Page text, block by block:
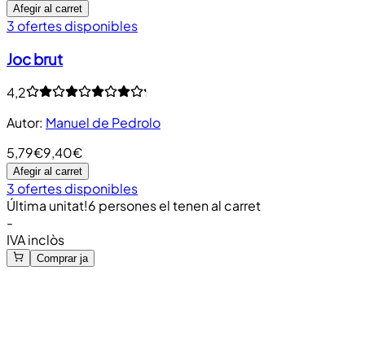
Afegir al carret
3 ofertes disponibles
Joc brut
4,2
Autor: Manuel de Pedrolo
5,79€9,40€
Afegir al carret
3 ofertes disponibles
Última unitat!6 persones el tenen al carret
-
IVA inclòs
Comprar ja